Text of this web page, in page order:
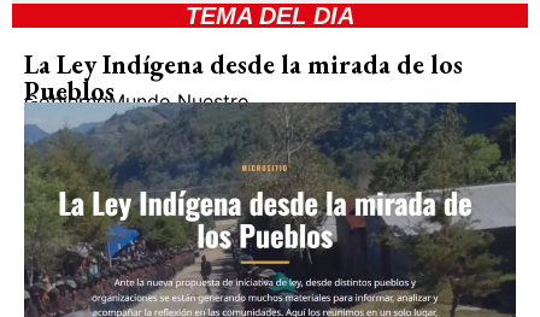
TEMA DEL DIA
La Ley Indígena desde la mirada de los
Pueblos
GobiernoMundo Nuestro